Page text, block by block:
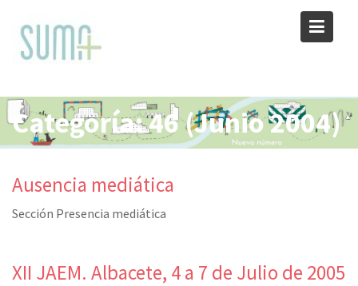
content
Categoría:46 (Junio 2004)
Ausencia mediática
Sección Presencia mediática
XII JAEM. Albacete, 4 a 7 de Julio de 2005